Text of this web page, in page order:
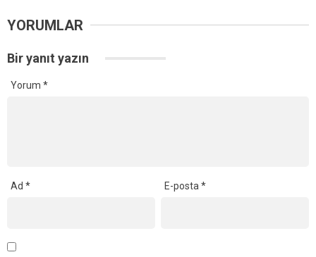
YORUMLAR
Bir yanıt yazın
Yorum *
Ad * E-posta*